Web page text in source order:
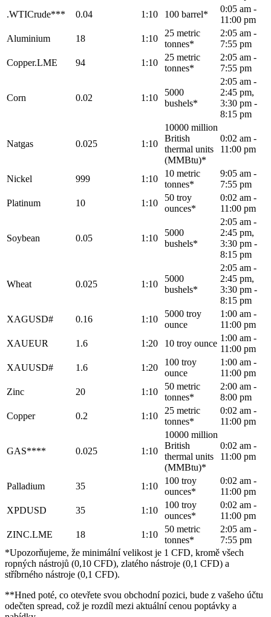
.WTICrude***
0.04 1:10 100 barrel*
0:05 am -
11:00 pm
Aluminium
18 1:10
25 metric
tonnes*
2:05 am -
7:55 pm
Copper.LME
94 1:10
25 metric
tonnes*
2:05 am -
7:55 pm
Corn 0.02 1:10
5000
bushels*
2:05 am -
2:45 pm,
3:30 pm -
8:15 pm
Natgas 0.025 1:10
10000 million
British
thermal units
(MMBtu)*
0:02 am -
11:00 pm
Nickel 999 1:10
10 metric
tonnes*
9:05 am -
7:55 pm
Platinum
10 1:10
50 troy
ounces*
0:02 am -
11:00 pm
Soybean 0.05 1:10
5000
bushels*
2:05 am -
2:45 pm,
3:30 pm -
8:15 pm
Wheat 0.025 1:10
5000
bushels*
2:05 am -
2:45 pm,
3:30 pm -
8:15 pm
XAGUSD#
0.16 1:10
5000 troy
ounce
1:00 am -
11:00 pm
XAUEUR
1.6 1:20 10 troy ounce
1:00 am -
11:00 pm
XAUUSD#
1.6 1:20
100 troy
ounce
1:00 am -
11:00 pm
Zinc
20 1:10
50 metric
tonnes*
2:00 am -
8:00 pm
Copper
0.2 1:10
25 metric
tonnes*
0:02 am -
11:00 pm
GAS**** 0.025 1:10
10000 million
British
thermal units
(MMBtu)*
0:02 am -
11:00 pm
Palladium 35 1:10
100 troy
ounces*
0:02 am -
11:00 pm
XPDUSD
35 1:10
100 troy
ounces*
0:02 am -
11:00 pm
ZINC.LME
18 1:10
50 metric
tonnes*
2:05 am -
7:55 pm
*Upozorňujeme, že minimální velikost je 1 CFD, kromě všech
ropných nástrojů (0,10 CFD), zlatého nástroje (0,1 CFD) a
stříbrného nástroje (0,1 CFD).
**Hned poté, co otevřete svou obchodní pozici, bude z vašeho účtu
odečten spread, což je rozdíl mezi aktuální cenou poptávky a